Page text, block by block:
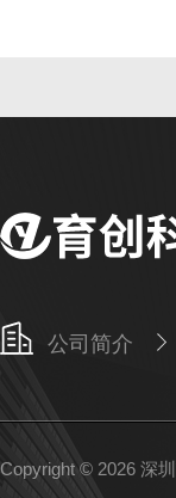
公司简介
Copyright © 2026 深